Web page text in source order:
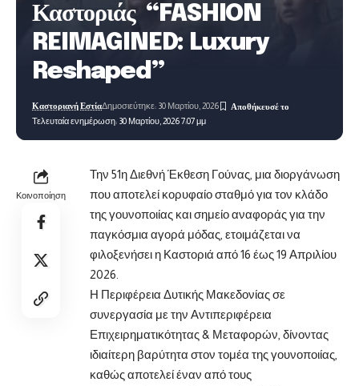
Καστοριάς “FASHION
REIMAGINED: Luxury
Reshaped”
Τελευταία ενημέρωση: 30 Μαρτίου, 2026 7:07 μμ
Καστοριανή ΕστίαΔημοσιεύτηκε: 30 Μαρτίου, 2026
Κοινοποίηση
Την 51η Διεθνή Έκθεση Γούνας, μια διοργάνωση
που αποτελεί κορυφαίο σταθμό για τον κλάδο
της γουνοποιίας και σημείο αναφοράς για την
παγκόσμια αγορά μόδας, ετοιμάζεται να
φιλοξενήσει η Καστοριά από 16 έως 19 Απριλίου
2026.
Η Περιφέρεια Δυτικής Μακεδονίας σε
συνεργασία με την Αντιπεριφέρεια
Επιχειρηματικότητας & Μεταφορών, δίνοντας
ιδιαίτερη βαρύτητα στον τομέα της γουνοποιίας,
καθώς αποτελεί έναν από τους